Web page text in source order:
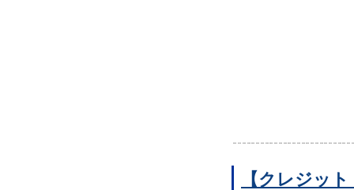
【クレジッ